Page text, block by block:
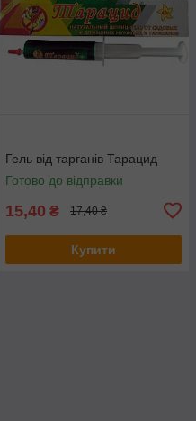
Гель від тарганів Тарацид
Готово до відправки
15,40 ₴ 17,40 ₴
Купити